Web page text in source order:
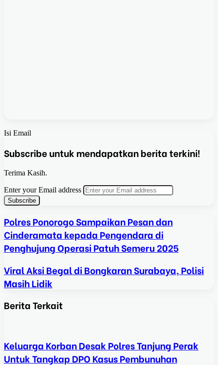
Isi Email
Subscribe untuk mendapatkan berita terkini!
Terima Kasih.
Enter your Email address
Polres Ponorogo Sampaikan Pesan dan
Cinderamata kepada Pengendara di
Penghujung Operasi Patuh Semeru 2025
Viral Aksi Begal di Bongkaran Surabaya, Polisi
Masih Lidik
Berita Terkait
Keluarga Korban Desak Polres Tanjung Perak
Untuk Tangkap DPO Kasus Pembunuhan